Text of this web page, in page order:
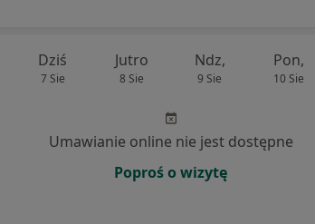
Dziś
7 Sie
Jutro
8 Sie
Ndz,
9 Sie
Pon,
10 Sie
Umawianie online nie jest dostępne
Poproś o wizytę